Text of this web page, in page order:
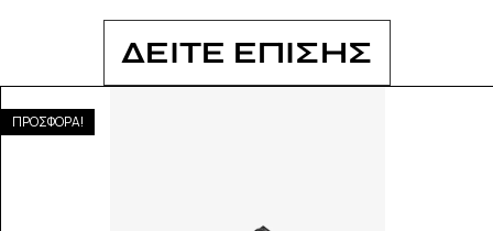
ΔΕΙΤΕ ΕΠΙΣΗΣ
ΠΡΟΣΦΟΡΑ!